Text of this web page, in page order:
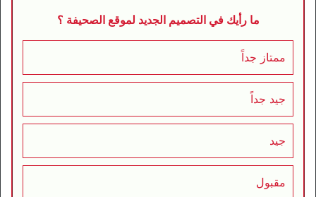
ما رأيك في التصميم الجديد لموقع الصحيفة ؟
ممتاز جداً
جيد جداً
جيد
مقبول